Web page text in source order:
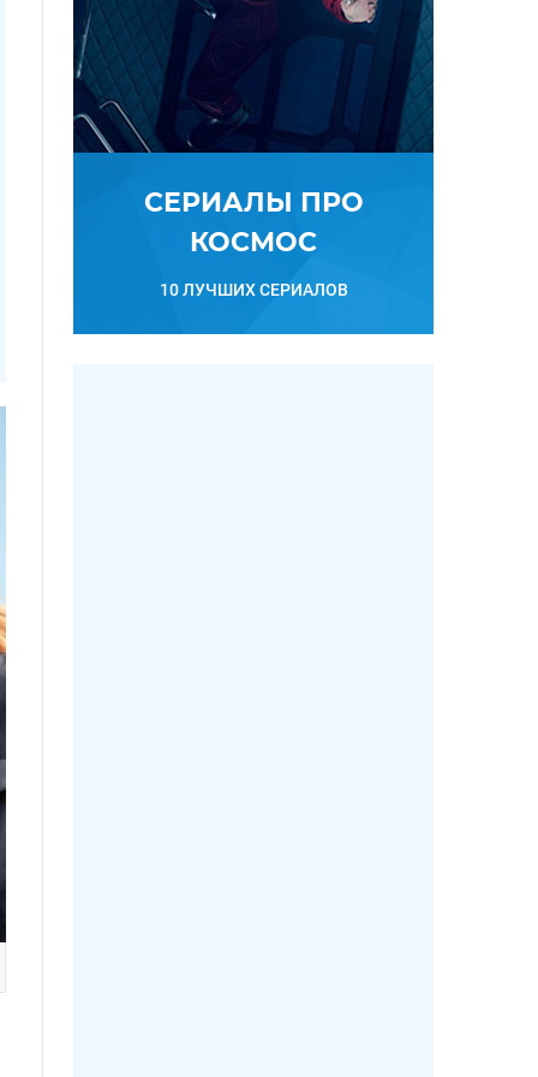
СЕРИАЛЫ ПРО
КОСМОС
10 ЛУЧШИХ СЕРИАЛОВ